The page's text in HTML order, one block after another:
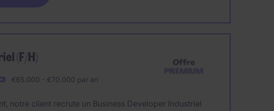
(F/H)
€65.000 - €70.000 par an
notre client recrute un Business Developer Industriel